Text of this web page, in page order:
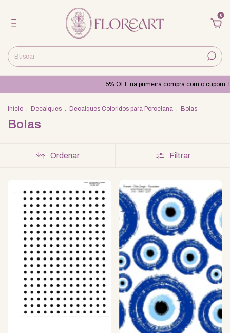
0
5% OFF na primeira compra com o cupom:
Início . Decalques . Decalques Coloridos para Porcelana . Bolas
Bolas
Ordenar Filtrar